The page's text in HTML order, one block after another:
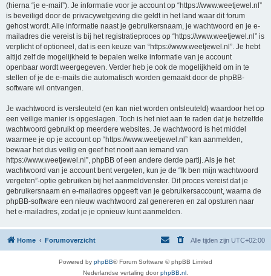
(hierna “je e-mail”). Je informatie voor je account op “https://www.weetjewel.nl”
is beveiligd door de privacywetgeving die geldt in het land waar dit forum
gehost wordt. Alle informatie naast je gebruikersnaam, je wachtwoord en je e-
mailadres die vereist is bij het registratieproces op “https://www.weetjewel.nl” is
verplicht of optioneel, dat is een keuze van “https://www.weetjewel.nl”. Je hebt
altijd zelf de mogelijkheid te bepalen welke informatie van je account
openbaar wordt weergegeven. Verder heb je ook de mogelijkheid om in te
stellen of je de e-mails die automatisch worden gemaakt door de phpBB-
software wil ontvangen.
Je wachtwoord is versleuteld (en kan niet worden ontsleuteld) waardoor het op
een veilige manier is opgeslagen. Toch is het niet aan te raden dat je hetzelfde
wachtwoord gebruikt op meerdere websites. Je wachtwoord is het middel
waarmee je op je account op “https://www.weetjewel.nl” kan aanmelden,
bewaar het dus veilig en geef het nooit aan iemand van
https://www.weetjewel.nl”, phpBB of een andere derde partij. Als je het
wachtwoord van je account bent vergeten, kun je de “Ik ben mijn wachtwoord
vergeten”-optie gebruiken bij het aanmeldvenster. Dit proces vereist dat je
gebruikersnaam en e-mailadres opgeeft van je gebruikersaccount, waarna de
phpBB-software een nieuw wachtwoord zal genereren en zal opsturen naar
het e-mailadres, zodat je je opnieuw kunt aanmelden.
Home Forumoverzicht Alle tijden zijn UTC+02:00
Powered by phpBB® Forum Software © phpBB Limited
Nederlandse vertaling doorphpBB.nl